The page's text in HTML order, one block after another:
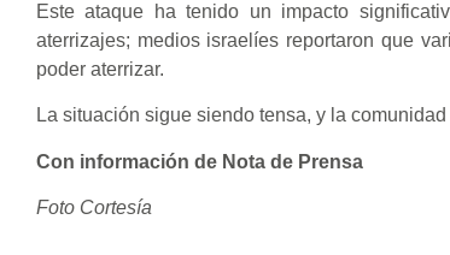
Este ataque ha tenido un impacto
aterrizajes; medios israelíes reportaron que
poder aterrizar.
La situación sigue siendo tensa, y la
Con información de Nota de Prensa
Foto Cortesía